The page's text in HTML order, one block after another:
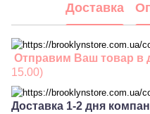
Доставка
Отправим Ваш товар в
15.00)
Доставка 1-2 дня